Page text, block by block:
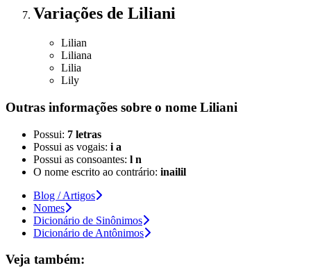
Variações de Liliani
Lilian
Liliana
Lilia
Lily
Outras informações sobre o nome Liliani
Possui: 7 letras
Possui as vogais: i a
Possui as consoantes: l n
O nome escrito ao contrário: inailil
Blog / Artigos
Nomes
Dicionário de Sinônimos
Dicionário de Antônimos
Veja também: